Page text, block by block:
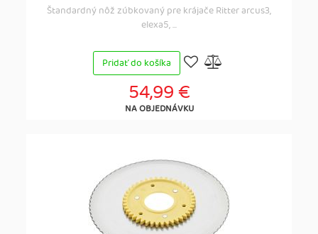
Štandardný nôž zúbkovaný pre krájače Ritter arcus3,
elexa5, ...
Pridať do košíka
54,99 €
NA OBJEDNÁVKU